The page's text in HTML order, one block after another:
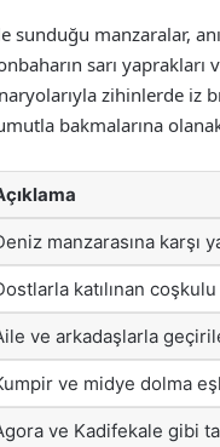
manzaralar,
sarı
zihinlerde iz
bakmalarına
manzarasına karşı
katılınan
ve arkadaşlarla
ve midye dolma
ve Kadifekale gibi